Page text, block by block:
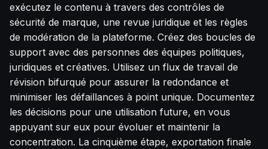
exécutez le contenu à travers des contrôles de
sécurité de marque, une revue juridique et les règles
de modération de la plateforme. Créez des boucles de
support avec des personnes des équipes politiques,
juridiques et créatives. Utilisez un flux de travail de
révision bifurqué pour assurer la redondance et
minimiser les défaillances à point unique. Documentez
les décisions pour une utilisation future, en vous
appuyant sur eux pour évoluer et maintenir la
concentration. La cinquième étape, exportation finale